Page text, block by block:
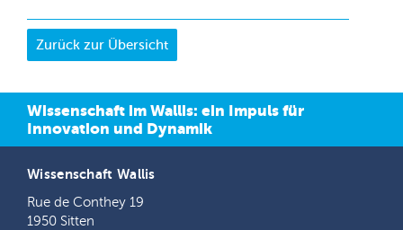
Wissenschaft im Wallis: ein Impuls für
Innovation und Dynamik
Wissenschaft Wallis
Rue de Conthey 19
1950 Sitten